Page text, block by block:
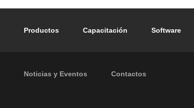
Footer main navigation
Productos Capacitación Software
Footer secondary navigation
Noticias y Eventos Contactos